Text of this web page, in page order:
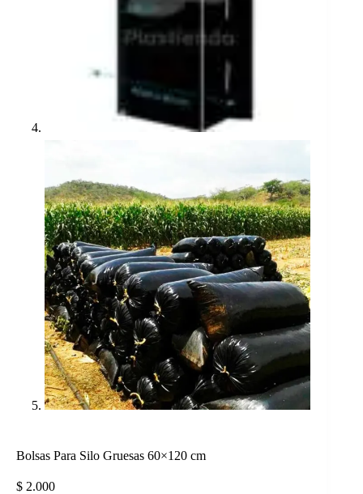
Bolsas Para Silo Gruesas 60×120 cm
$ 2.000